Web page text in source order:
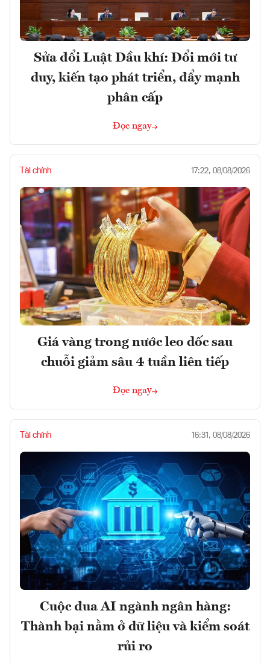
Sửa đổi Luật Dầu khí: Đổi mới tư
duy, kiến tạo phát triển, đẩy mạnh
phân cấp
Đọc ngay
Tài chính 17:22, 08/08/2026
Giá vàng trong nước leo dốc sau
chuỗi giảm sâu 4 tuần liên tiếp
Đọc ngay
Tài chính 16:31, 08/08/2026
Cuộc đua AI ngành ngân hàng:
Thành bại nằm ở dữ liệu và kiểm soát
rủi ro